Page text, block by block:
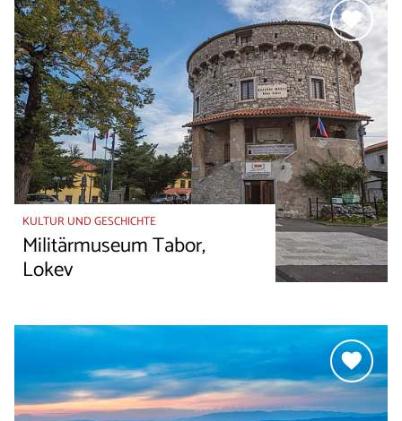
KULTUR UND GESCHICHTE
Militärmuseum Tabor,
Lokev